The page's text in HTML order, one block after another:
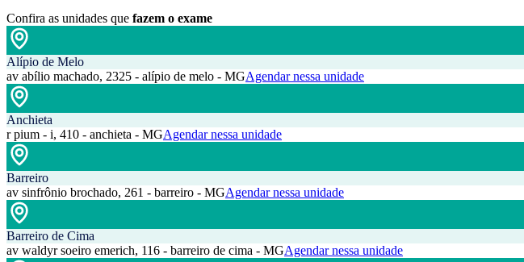
Confira as unidades que fazem o exame
Alípio de Melo
av abílio machado, 2325 - alípio de melo - MGAgendar nessa unidade
Anchieta
r pium - i, 410 - anchieta - MGAgendar nessa unidade
Barreiro
av sinfrônio brochado, 261 - barreiro - MGAgendar nessa unidade
Barreiro de Cima
av waldyr soeiro emerich, 116 - barreiro de cima - MGAgendar nessa unidade